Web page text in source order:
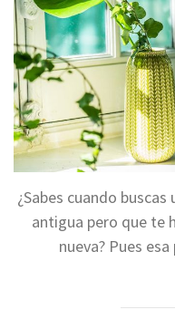
¿Sabes cuando
antigua pero que te
nueva? Pues